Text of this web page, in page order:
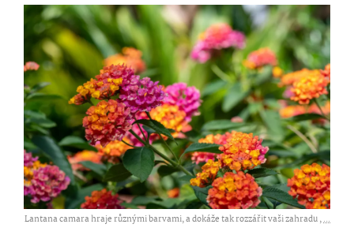
Lantana camara hraje různými barvami, a dokáže tak rozzářit vaši zahradu ,...